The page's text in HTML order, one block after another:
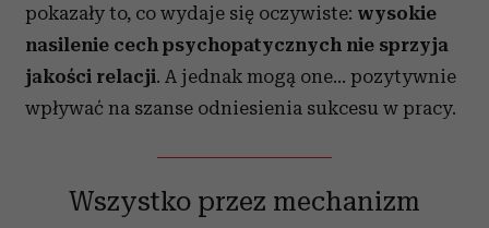
pokazały to, co wydaje się oczywiste: wysokie
nasilenie cech psychopatycznych nie sprzyja
jakości relacji. A jednak mogą one… pozytywnie
wpływać na szanse odniesienia sukcesu w pracy.
Wszystko przez mechanizm